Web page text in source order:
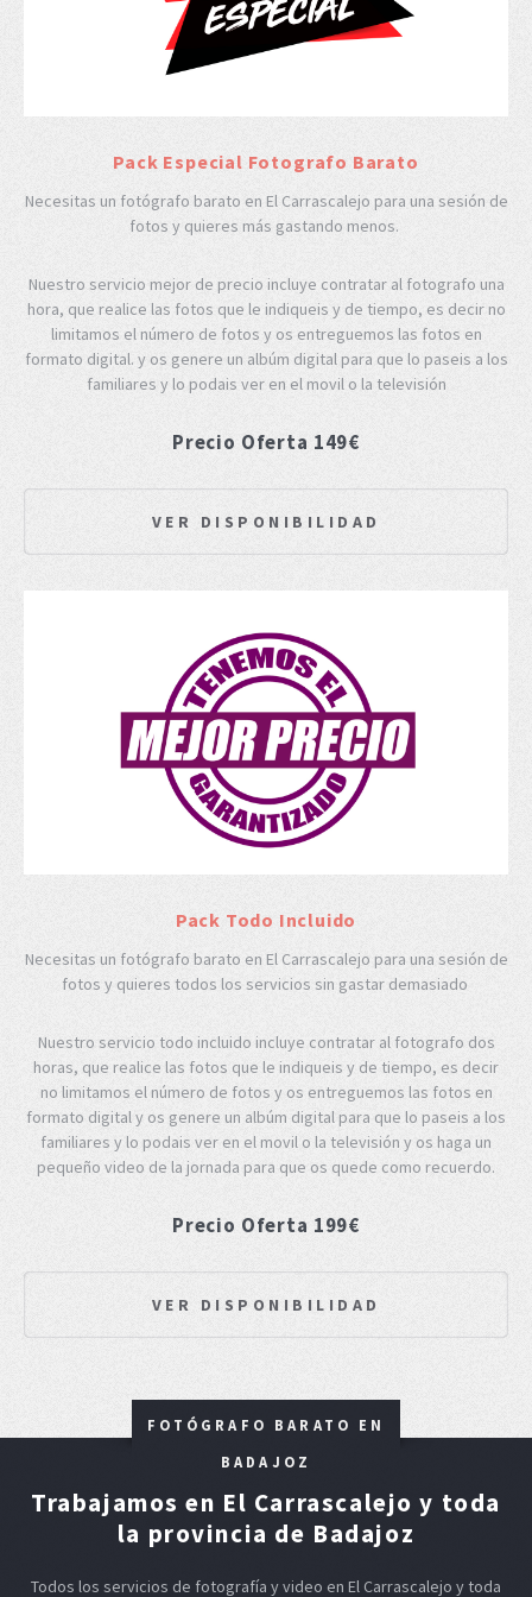
Pack Especial Fotografo Barato
Necesitas un fotógrafo barato en El Carrascalejo para una sesión de
fotos y quieres más gastando menos.
Nuestro servicio mejor de precio incluye contratar al fotografo una
hora, que realice las fotos que le indiqueis y de tiempo, es decir no
limitamos el número de fotos y os entreguemos las fotos en
formato digital. y os genere un albúm digital para que lo paseis a los
familiares y lo podais ver en el movil o la televisión
Precio Oferta 149€
VER DISPONIBILIDAD
Pack Todo Incluido
Necesitas un fotógrafo barato en El Carrascalejo para una sesión de
fotos y quieres todos los servicios sin gastar demasiado
Nuestro servicio todo incluido incluye contratar al fotografo dos
horas, que realice las fotos que le indiqueis y de tiempo, es decir
no limitamos el número de fotos y os entreguemos las fotos en
formato digital y os genere un albúm digital para que lo paseis a los
familiares y lo podais ver en el movil o la televisión y os haga un
pequeño video de la jornada para que os quede como recuerdo.
Precio Oferta 199€
VER DISPONIBILIDAD
FOTÓGRAFO BARATO EN
BADAJOZ
Trabajamos en El Carrascalejo y toda
la provincia de Badajoz
Todos los servicios de fotografía y video en El Carrascalejo y toda